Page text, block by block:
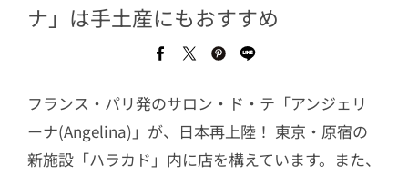
ナ」は手土産にもおすすめ
フランス・パリ発のサロン・ド・テ「アンジェリ
ーナ(Angelina)」が、日本再上陸！ 東京・原宿の
新施設「ハラカド」内に店を構えています。また、